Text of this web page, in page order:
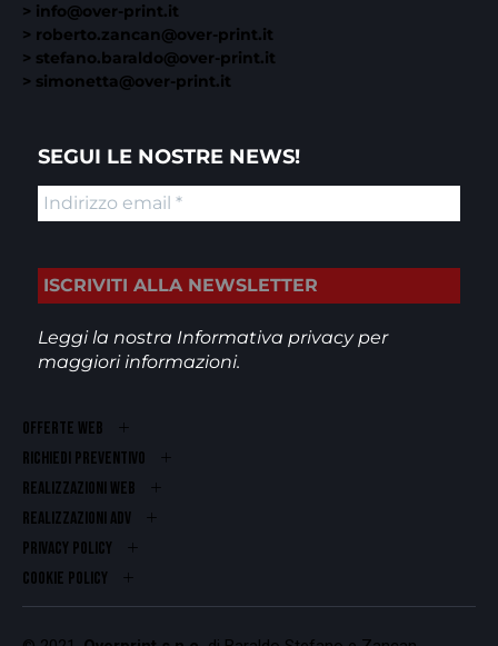
> info@over-print.it
> roberto.zancan@over-print.it
> stefano.baraldo@over-print.it
> simonetta@over-print.it
SEGUI LE NOSTRE NEWS!
Leggi la nostra Informativa privacyper
maggiori informazioni.
OFFERTE WEB
RICHIEDI PREVENTIVO
REALIZZAZIONI WEB
Realizzazioni ADV
PRIVACY POLICY
COOKIE POLICY